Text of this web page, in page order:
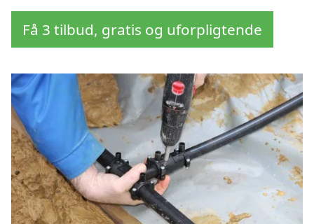
Få 3 tilbud, gratis og uforpligtende